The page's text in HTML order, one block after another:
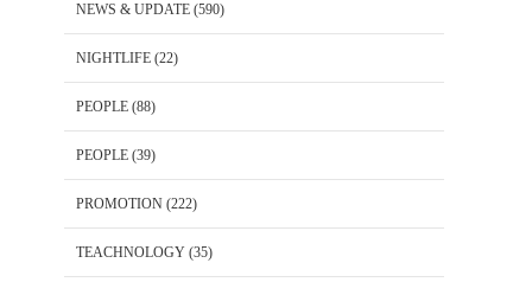
NEWS & UPDATE (590)
NIGHTLIFE (22)
PEOPLE (88)
PEOPLE (39)
PROMOTION (222)
TEACHNOLOGY (35)